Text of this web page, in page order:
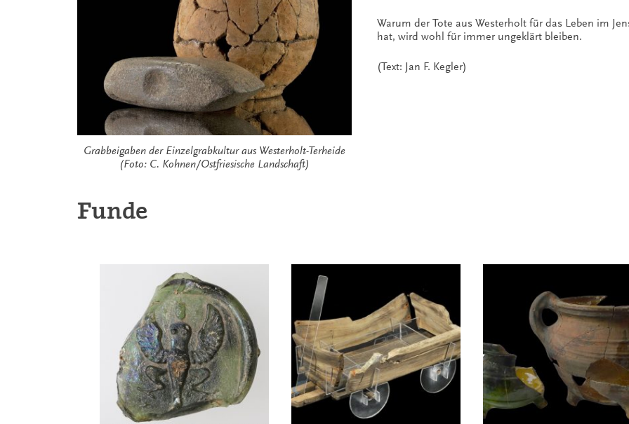
Grabbeigaben der Einzelgrabkultur aus Westerholt-Terheide
(Foto: C. Kohnen/Ostfriesische Landschaft)
Warum der Tote aus Westerholt für das Leben im
hat, wird wohl für immer ungeklärt bleiben.
(Text: Jan F. Kegler)
Funde